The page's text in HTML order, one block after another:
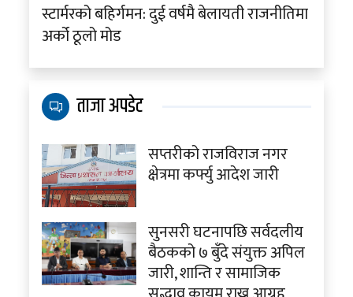
स्टार्मरको बहिर्गमन: दुई वर्षमै बेलायती राजनीतिमा
अर्को ठूलो मोड
ताजा अपडेट
सप्तरीको राजविराज नगर
क्षेत्रमा कर्फ्यु आदेश जारी
सुनसरी घटनापछि सर्वदलीय
बैठकको ७ बुँदे संयुक्त अपिल
जारी, शान्ति र सामाजिक